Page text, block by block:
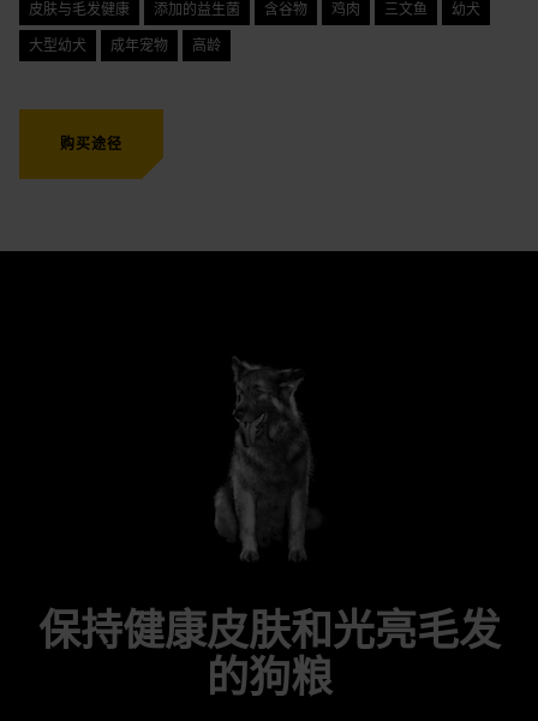
皮肤与毛发健康 添加的益生菌 含谷物 鸡肉 三文鱼 幼犬
大型幼犬 成年宠物 高龄
购买途径
保持健康皮肤和光亮毛发
的狗粮